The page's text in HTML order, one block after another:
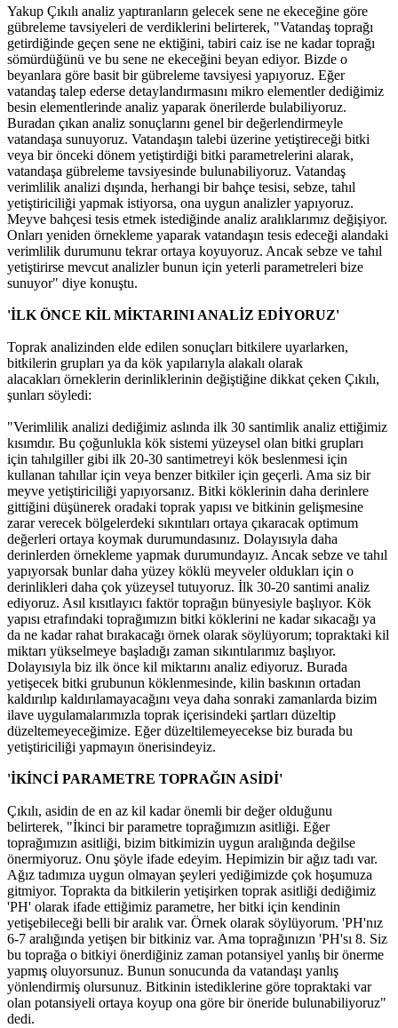
Yakup Çıkılı analiz yaptıranların gelecek sene ne ekeceğine göre
gübreleme tavsiyeleri de verdiklerini belirterek, "Vatandaş toprağı
getirdiğinde geçen sene ne ektiğini, tabiri caiz ise ne kadar toprağı
sömürdüğünü ve bu sene ne ekeceğini beyan ediyor. Bizde o
beyanlara göre basit bir gübreleme tavsiyesi yapıyoruz. Eğer
vatandaş talep ederse detaylandırmasını mikro elementler dediğimiz
besin elementlerinde analiz yaparak önerilerde bulabiliyoruz.
Buradan çıkan analiz sonuçlarını genel bir değerlendirmeyle
vatandaşa sunuyoruz. Vatandaşın talebi üzerine yetiştireceği bitki
veya bir önceki dönem yetiştirdiği bitki parametrelerini alarak,
vatandaşa gübreleme tavsiyesinde bulunabiliyoruz. Vatandaş
verimlilik analizi dışında, herhangi bir bahçe tesisi, sebze, tahıl
yetiştiriciliği yapmak istiyorsa, ona uygun analizler yapıyoruz.
Meyve bahçesi tesis etmek istediğinde analiz aralıklarımız değişiyor.
Onları yeniden örnekleme yaparak vatandaşın tesis edeceği alandaki
verimlilik durumunu tekrar ortaya koyuyoruz. Ancak sebze ve tahıl
yetiştirirse mevcut analizler bunun için yeterli parametreleri bize
sunuyor" diye konuştu.
'İLK ÖNCE KİL MİKTARINI ANALİZ EDİYORUZ'
Toprak analizinden elde edilen sonuçları bitkilere uyarlarken,
bitkilerin grupları ya da kök yapılarıyla alakalı olarak
alacakları örneklerin derinliklerinin değiştiğine dikkat çeken Çıkılı,
şunları söyledi:
"Verimlilik analizi dediğimiz aslında ilk 30 santimlik analiz ettiğimiz
kısımdır. Bu çoğunlukla kök sistemi yüzeysel olan bitki grupları
için tahılgiller gibi ilk 20-30 santimetreyi kök beslenmesi için
kullanan tahıllar için veya benzer bitkiler için geçerli. Ama siz bir
meyve yetiştiriciliği yapıyorsanız. Bitki köklerinin daha derinlere
gittiğini düşünerek oradaki toprak yapısı ve bitkinin gelişmesine
zarar verecek bölgelerdeki sıkıntıları ortaya çıkaracak optimum
değerleri ortaya koymak durumundasınız. Dolayısıyla daha
derinlerden örnekleme yapmak durumundayız. Ancak sebze ve tahıl
yapıyorsak bunlar daha yüzey köklü meyveler oldukları için o
derinlikleri daha çok yüzeysel tutuyoruz. İlk 30-20 santimi analiz
ediyoruz. Asıl kısıtlayıcı faktör toprağın bünyesiyle başlıyor. Kök
yapısı etrafındaki toprağımızın bitki köklerini ne kadar sıkacağı ya
da ne kadar rahat bırakacağı örnek olarak söylüyorum; topraktaki kil
miktarı yükselmeye başladığı zaman sıkıntılarımız başlıyor.
Dolayısıyla biz ilk önce kil miktarını analiz ediyoruz. Burada
yetişecek bitki grubunun köklenmesinde, kilin baskının ortadan
kaldırılıp kaldırılamayacağını veya daha sonraki zamanlarda bizim
ilave uygulamalarımızla toprak içerisindeki şartları düzeltip
düzeltemeyeceğimize. Eğer düzeltilemeyecekse biz burada bu
yetiştiriciliği yapmayın önerisindeyiz.
'İKİNCİ PARAMETRE TOPRAĞIN ASİDİ'
Çıkılı, asidin de en az kil kadar önemli bir değer olduğunu
belirterek, "İkinci bir parametre toprağımızın asitliği. Eğer
toprağımızın asitliği, bizim bitkimizin uygun aralığında değilse
önermiyoruz. Onu şöyle ifade edeyim. Hepimizin bir ağız tadı var.
Ağız tadımıza uygun olmayan şeyleri yediğimizde çok hoşumuza
gitmiyor. Toprakta da bitkilerin yetişirken toprak asitliği dediğimiz
'PH' olarak ifade ettiğimiz parametre, her bitki için kendinin
yetişebileceği belli bir aralık var. Örnek olarak söylüyorum. 'PH'nız
6-7 aralığında yetişen bir bitkiniz var. Ama toprağınızın 'PH'sı 8. Siz
bu toprağa o bitkiyi önerdiğiniz zaman potansiyel yanlış bir önerme
yapmış oluyorsunuz. Bunun sonucunda da vatandaşı yanlış
yönlendirmiş olursunuz. Bitkinin istediklerine göre topraktaki var
olan potansiyeli ortaya koyup ona göre bir öneride bulunabiliyoruz"
dedi.